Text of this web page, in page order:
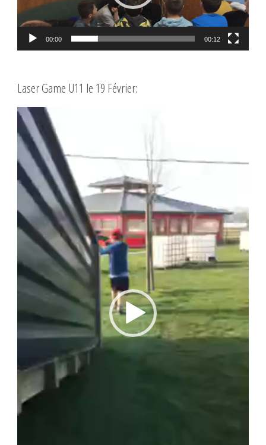
00:00 00:12
Laser Game U11 le 19 Février:
Lecteur
vidéo